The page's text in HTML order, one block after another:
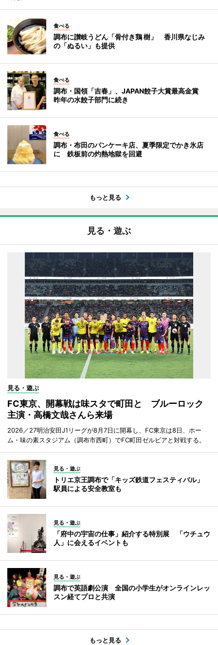
食べる
調布に讃岐うどん「骨付き鶏 樹」 香川県なじみ
の「ぬるい」も提供
食べる
調布・国領「吉春」、JAPAN餃子大賞最高金賞
昨年の水餃子部門に続き
食べる
調布・布田のパンケーキ店、夏季限定でかき氷店
に 鉄板前の灼熱地獄を回避
もっと見る
見る・遊ぶ
見る・遊ぶ
FC東京、開幕戦は味スタで町田と ブルーロック
主演・高橋文哉さんら来場
2026／27明治安田J1リーグが8月7日に開幕し、FC東京は8日、ホー
ム・味の素スタジアム（調布市西町）でFC町田ゼルビアと対戦する。
見る・遊ぶ
トリエ京王調布で「キッズ鉄道フェスティバル」
駅員による安全教室も
見る・遊ぶ
「府中の宇宙の仕事」紹介する特別展 「ウチュウ
人」に会えるイベントも
見る・遊ぶ
調布で英語劇公演 全国の小学生がオンラインレッ
スン経てプロと共演
もっと見る